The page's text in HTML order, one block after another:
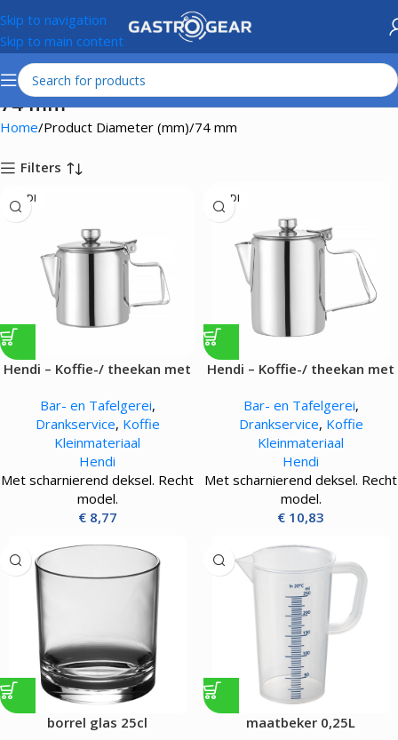
Skip to navigation
Skip to main content
74 mm
Home Product Diameter (mm) 74 mm
Filters
HENDI
Hendi – Koffie-/ theekan met
Bar- en Tafelgerei,
Drankservice, Koffie
Kleinmateriaal
Hendi
Met scharnierend deksel. Recht
model.
€8,77
HENDI
Hendi – Koffie-/ theekan met
Bar- en Tafelgerei,
Drankservice, Koffie
Kleinmateriaal
Hendi
Met scharnierend deksel. Recht
model.
€ 10,83
borrel glas 25cl maatbeker 0,25L